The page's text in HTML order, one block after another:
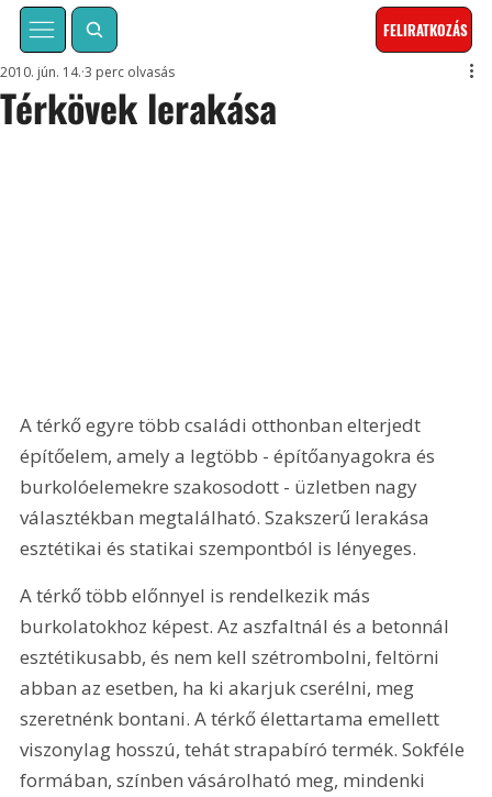
FELIRATKOZÁS
Térkövek lerakása
2010. jún. 14. 3 perc olvasás
A térkő egyre több családi otthonban elterjedt
építőelem, amely a legtöbb - építőanyagokra és
burkolóelemekre szakosodott - üzletben nagy
választékban megtalálható. Szakszerű lerakása
esztétikai és statikai szempontból is lényeges.
A térkő több előnnyel is rendelkezik más
burkolatokhoz képest. Az aszfaltnál és a betonnál
esztétikusabb, és nem kell szétrombolni, feltörni
abban az esetben, ha ki akarjuk cserélni, meg
szeretnénk bontani. A térkő élettartama emellett
viszonylag hosszú, tehát strapabíró termék. Sokféle
formában, színben vásárolható meg, mindenki